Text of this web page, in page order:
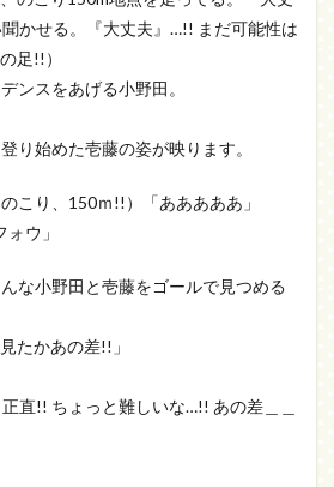
かせる。『大丈夫』…!! まだ可能性は
足!!）
ンスをあげる小野田。
り始めた壱藤の姿が映ります。
こり、150ｍ!!）「あああああ」
ウ」
な小野田と壱藤をゴールで見つめる
たかあの差!!」
直!! ちょっと難しいな…!! あの差＿＿